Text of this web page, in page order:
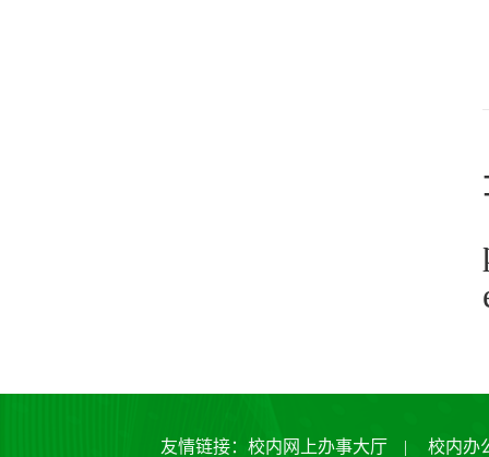
友情链接： 校内网上办事大厅 | 校内办